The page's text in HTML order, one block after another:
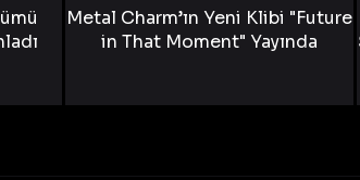
Metal Charm’ın Yeni Klibi "Future
in That Moment" Yayında